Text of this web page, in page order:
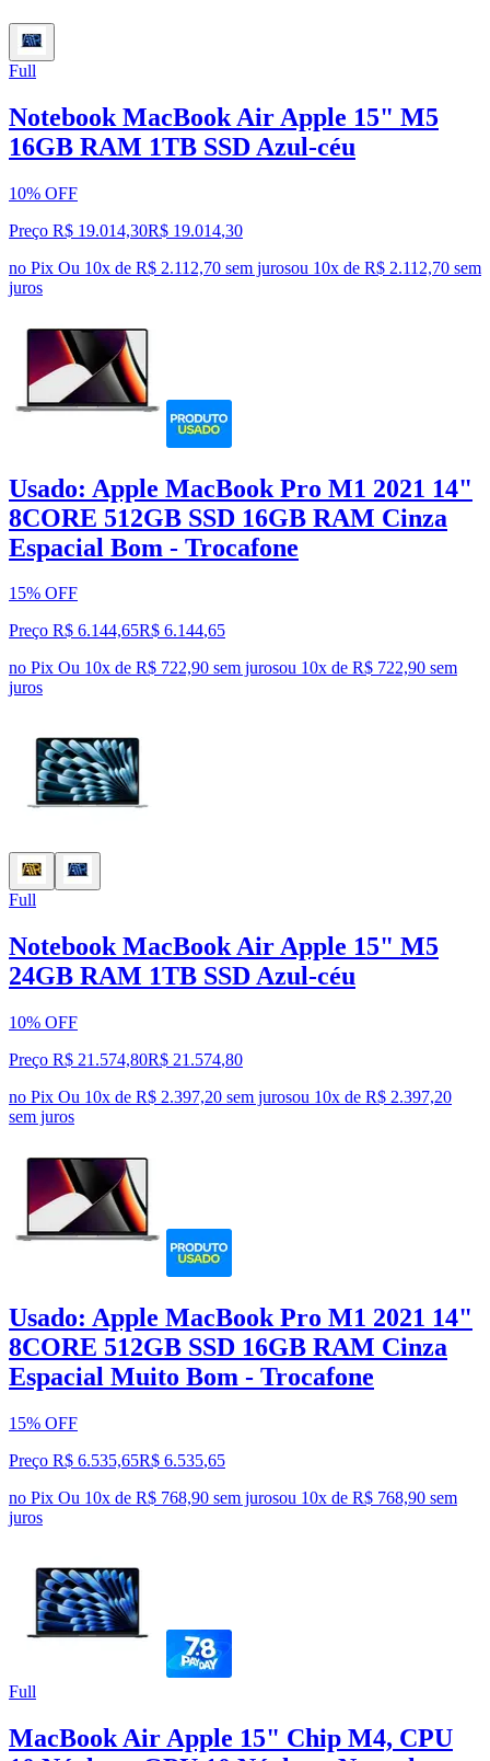
Full
Notebook MacBook Air Apple 15" M5
16GB RAM 1TB SSD Azul-céu
10% OFF
Preço R$ 19.014,30R$ 19.014,30
no Pix Ou 10x de R$ 2.112,70 sem jurosou 10x de R$ 2.112,70 sem
juros
Usado: Apple MacBook Pro M1 2021 14"
8CORE 512GB SSD 16GB RAM Cinza
Espacial Bom - Trocafone
15% OFF
Preço R$ 6.144,65R$ 6.144,65
no Pix Ou 10x de R$ 722,90 sem jurosou 10x de R$ 722,90 sem
juros
Full
Notebook MacBook Air Apple 15" M5
24GB RAM 1TB SSD Azul-céu
10% OFF
Preço R$ 21.574,80R$ 21.574,80
no Pix Ou 10x de R$ 2.397,20 sem jurosou 10x de R$ 2.397,20
sem juros
Usado: Apple MacBook Pro M1 2021 14"
8CORE 512GB SSD 16GB RAM Cinza
Espacial Muito Bom - Trocafone
15% OFF
Preço R$ 6.535,65R$ 6.535,65
no Pix Ou 10x de R$ 768,90 sem jurosou 10x de R$ 768,90 sem
juros
Full
MacBook Air Apple 15" Chip M4, CPU